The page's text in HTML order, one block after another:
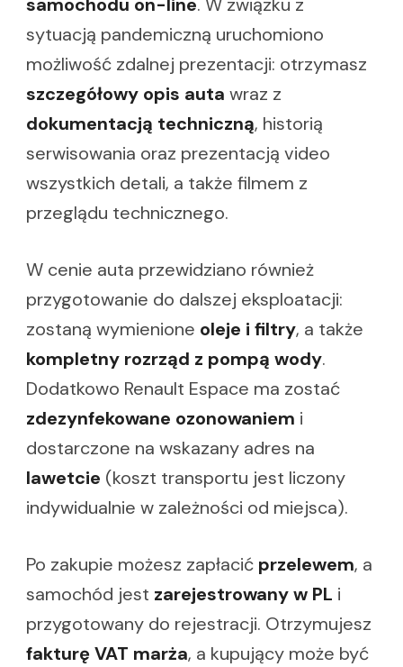
sytuacją pandemiczną uruchomiono
możliwość zdalnej prezentacji: otrzymasz
szczegółowy opis auta wraz z
dokumentacją techniczną, historią
serwisowania oraz prezentacją video
wszystkich detali, a także filmem z
przeglądu technicznego.
W cenie auta przewidziano również
przygotowanie do dalszej eksploatacji:
zostaną wymienione oleje i filtry, a także
kompletny rozrząd z pompą wody.
Dodatkowo Renault Espace ma zostać
zdezynfekowane ozonowaniem i
dostarczone na wskazany adres na
lawetcie (koszt transportu jest liczony
indywidualnie w zależności od miejsca).
Po zakupie możesz zapłacić przelewem, a
samochód jest zarejestrowany w PL i
przygotowany do rejestracji. Otrzymujesz
fakturę VAT marża, a kupujący może być